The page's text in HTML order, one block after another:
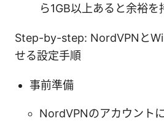
ら1GB以上あると余裕を
Step-by-step: NordVPNと
せる設定手順
事前準備
NordVPNのアカウント